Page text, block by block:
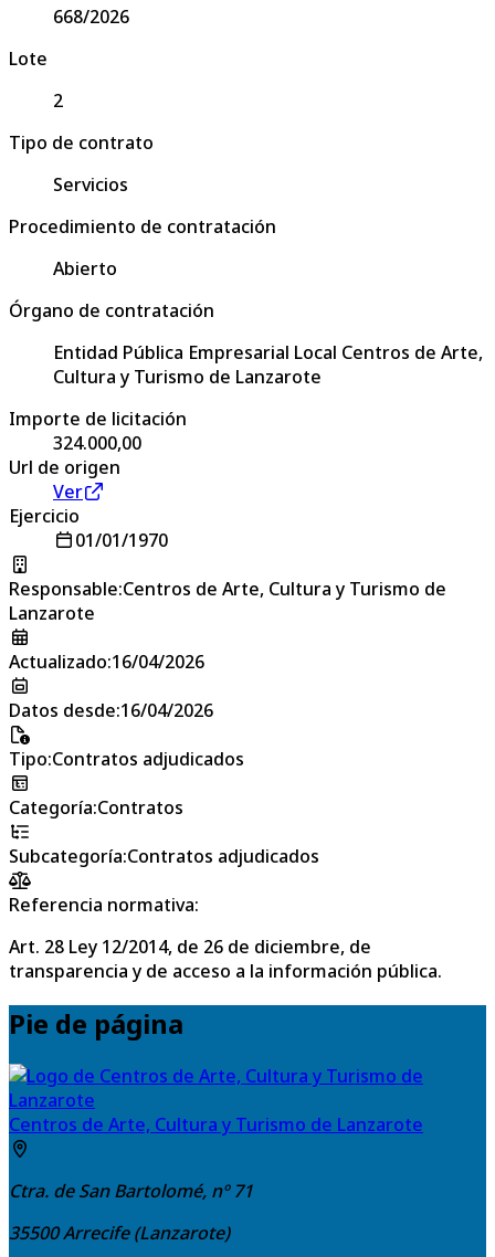
668/2026
Lote
2
Tipo de contrato
Servicios
Procedimiento de contratación
Abierto
Órgano de contratación
Entidad Pública Empresarial Local Centros de Arte,
Cultura y Turismo de Lanzarote
Importe de licitación
324.000,00
Url de origen
Ver
Ejercicio
01/01/1970
Responsable:Centros de Arte, Cultura y Turismo de
Lanzarote
Actualizado:16/04/2026
Datos desde:16/04/2026
Tipo:Contratos adjudicados
Categoría:Contratos
Subcategoría:Contratos adjudicados
Referencia normativa:
Art. 28 Ley 12/2014, de 26 de diciembre, de
transparencia y de acceso a la información pública.
Pie de página
Centros de Arte, Cultura y Turismo de Lanzarote
Ctra. de San Bartolomé, nº 71
35500Arrecife (Lanzarote)